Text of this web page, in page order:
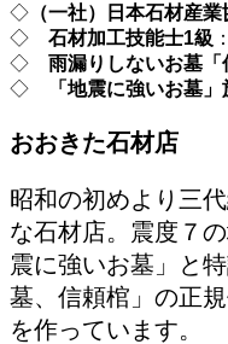
◇ （一社）日本石材産
◇ 石材加工技能士1級
◇ 雨漏りしないお墓
◇
「地震に強いお墓
おおきた石材店
昭和の初めより三
な石材店。震度７
震に強いお墓」と
墓、信頼棺」の正
を作っています。